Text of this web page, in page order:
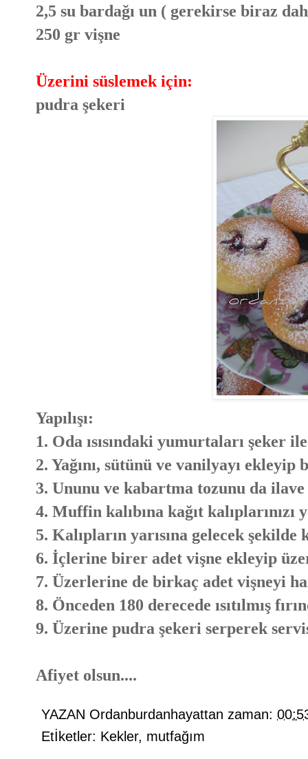
2,5 su bardağı un ( gerekirse biraz
250 gr vişne
Üzerini süslemek için:
pudra şekeri
Yapılışı:
1. Oda ısısındaki yumurtaları şeker
2. Yağını, sütünü ve vanilyayı ekleyip
3. Ununu ve kabartma tozunu da
4. Muffin kalıbına kağıt kalıplarınızı
5. Kalıpların yarısına gelecek şekilde
6. İçlerine birer adet vişne ekleyip
7. Üzerlerine de birkaç adet vişneyi
8. Önceden 180 derecede ısıtılmış
9. Üzerine pudra şekeri serperek
Afiyet olsun....
YAZAN Ordanburdanhayattan zaman:
Etİketler: Kekler, mutfağım